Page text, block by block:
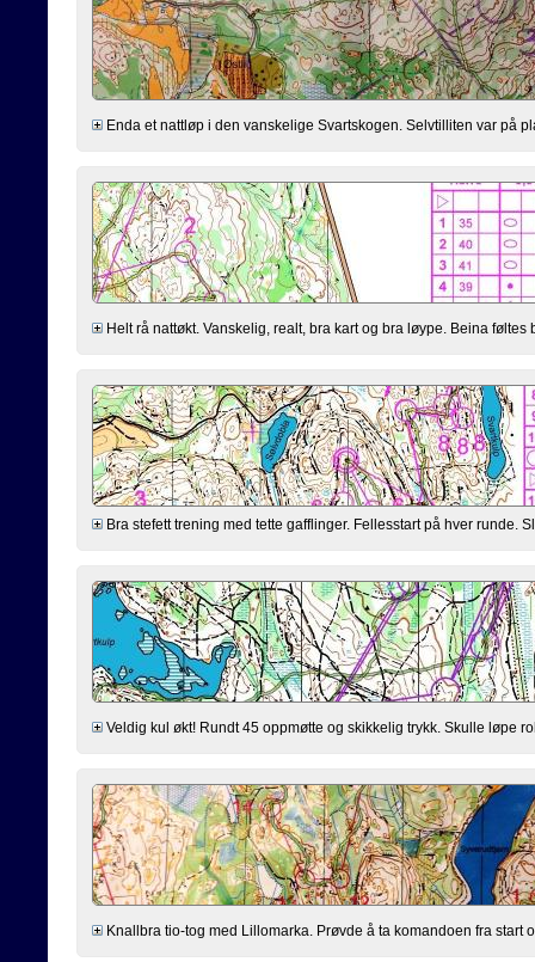
Enda et nattløp i den vanskelige Svartskogen. Selvtilliten var på
Helt rå nattøkt. Vanskelig, realt, bra kart og bra løype. Beina
Bra stefett trening med tette gafflinger. Fellesstart på hver runde.
Veldig kul økt! Rundt 45 oppmøtte og skikkelig trykk. Skulle løpe
Knallbra tio-tog med Lillomarka. Prøvde å ta komandoen fra start